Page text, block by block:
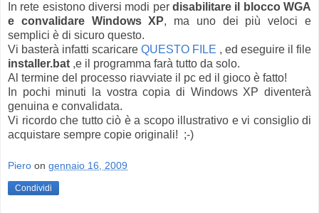
In rete esistono diversi modi perdisabilitare il blocco WGA
e convalidare Windows XP, ma uno dei più veloci e
semplici è di sicuro questo.
Vi basterà infatti scaricare QUESTO FILE , ed eseguire il file
installer.bat ,e il programma farà tutto da solo.
Al termine del processo riavviate il pc ed il gioco è fatto!
In pochi minuti la vostra copia di Windows XP diventerà
genuina e convalidata.
Vi ricordo che tutto ciò è a scopo illustrativo e vi consiglio di
acquistare sempre copie originali! ;-)
Piero on gennaio 16, 2009
Condividi